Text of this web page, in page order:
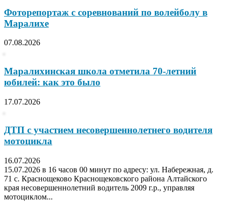
Фоторепортаж с соревнований по волейболу в
Маралихе
07.08.2026
Маралихинская школа отметила 70-летний
юбилей: как это было
17.07.2026
ДТП с участием несовершеннолетнего водителя
мотоцикла
16.07.2026
15.07.2026 в 16 часов 00 минут по адресу: ул. Набережная, д.
71 с. Краснощеково Краснощековского района Алтайского
края несовершеннолетний водитель 2009 г.р., управляя
мотоциклом...